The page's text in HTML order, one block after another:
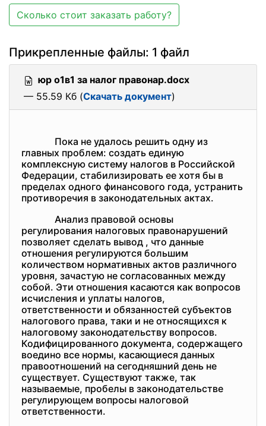
Сколько стоит заказать работу?
Прикрепленные файлы: 1 файл
юр о1в1 за налог правонар.docx
— 55.59 Кб (Скачать документ)
Пока не удалось решить одну из
главных проблем: создать единую
комплексную систему налогов в Российской
Федерации, стабилизировать ее хотя бы в
пределах одного финансового года, устранить
противоречия в законодательных актах.
Анализ правовой основы
регулирования налоговых правонарушений
позволяет сделать вывод , что данные
отношения регулируются большим
количеством нормативных актов различного
уровня, зачастую не согласованных между
собой. Эти отношения касаются как вопросов
исчисления и уплаты налогов,
ответственности и обязанностей субъектов
налогового права, таки и не относящихся к
налоговому законодательству вопросов.
Кодифицированного документа, содержащего
воедино все нормы, касающиеся данных
правоотношений на сегодняшний день не
существует. Существуют также, так
называемые, пробелы в законодательстве
регулирующем вопросы налоговой
ответственности.